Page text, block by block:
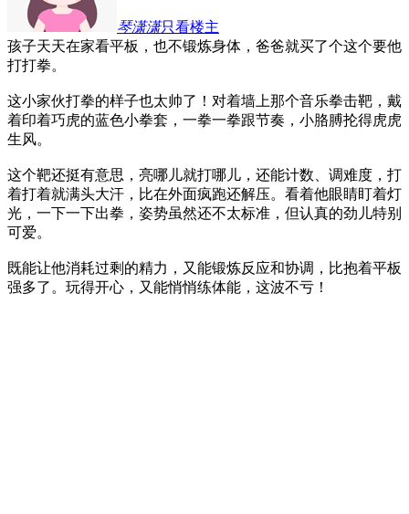
琴潇潇只看楼主
孩子天天在家看平板，也不锻炼身体，爸爸就买了个这个要他
打打拳。
这小家伙打拳的样子也太帅了！对着墙上那个音乐拳击靶，戴
着印着巧虎的蓝色小拳套，一拳一拳跟节奏，小胳膊抡得虎虎
生风。
这个靶还挺有意思，亮哪儿就打哪儿，还能计数、调难度，打
着打着就满头大汗，比在外面疯跑还解压。看着他眼睛盯着灯
光，一下一下出拳，姿势虽然还不太标准，但认真的劲儿特别
可爱。
既能让他消耗过剩的精力，又能锻炼反应和协调，比抱着平板
强多了。玩得开心，又能悄悄练体能，这波不亏！